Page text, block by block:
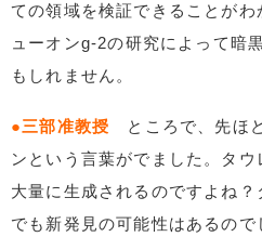
ての領域を検証できることがわ
ューオンg-2の研究によって暗
もしれません。
●三部准教授 ところで、先ほ
ンという言葉がでました。タ
大量に生成されるのですよね
でも新発見の可能性はあるので